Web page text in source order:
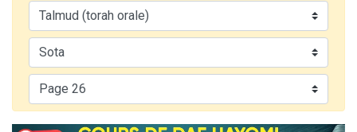
3 personnes viennent de faire un don pour Événements Torah-Box
3 personnes viennent de nous rejoindre sur WhatsApp
Il reste 49 places pour étudier en groupe sur Zoom
2 personnes viennent de nous rejoindre sur WhatsApp